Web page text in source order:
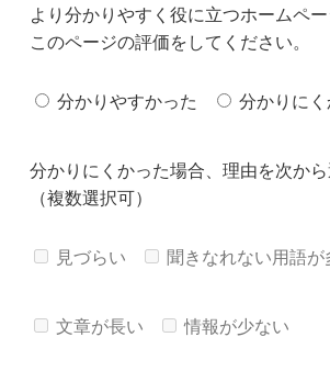
より分かりやすく役に立つホームペー
このページの評価をしてください。
分かりやすかった 分かりにく
分かりにくかった場合、理由を次か
（複数選択可）
見づらい 聞きなれない用語が
文章が長い 情報が少ない